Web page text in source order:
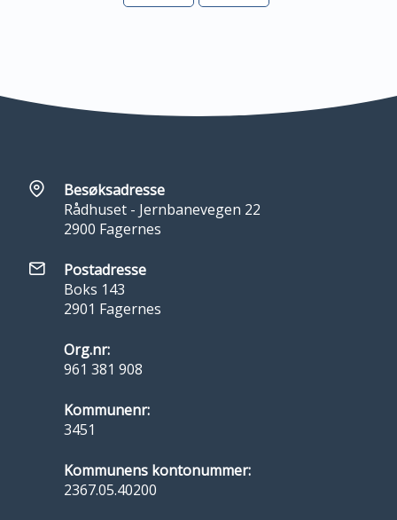
Besøksadresse
Rådhuset - Jernbanevegen 22
2900 Fagernes
Postadresse
Boks 143
2901 Fagernes
Org.nr:
961 381 908
Kommunenr:
3451
Kommunens kontonummer:
2367.05.40200